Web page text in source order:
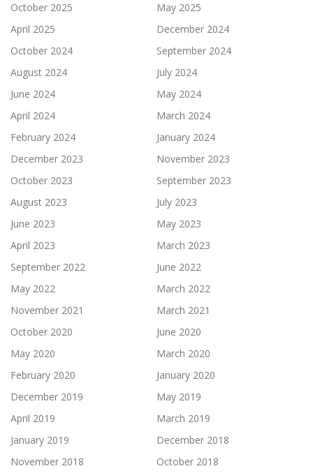
October 2025
May 2025
April 2025
December 2024
October 2024
September 2024
August 2024
July 2024
June 2024
May 2024
April 2024
March 2024
February 2024
January 2024
December 2023
November 2023
October 2023
September 2023
August 2023
July 2023
June 2023
May 2023
April 2023
March 2023
September 2022
June 2022
May 2022
March 2022
November 2021
March 2021
October 2020
June 2020
May 2020
March 2020
February 2020
January 2020
December 2019
May 2019
April 2019
March 2019
January 2019
December 2018
November 2018
October 2018